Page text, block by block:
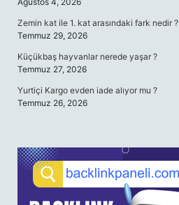
Zemin kat ile 1. kat arasındaki fark nedir ?
Temmuz 29, 2026
Küçükbaş hayvanlar nerede yaşar ?
Temmuz 27, 2026
Yurtiçi Kargo evden iade alıyor mu ?
Temmuz 26, 2026